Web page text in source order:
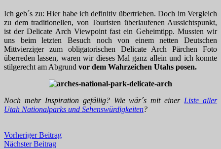
Ich geb´s zu: Hier habe ich definitiv übertrieben. Doch im Vergleich
zu dem traditionellen, von Touristen überlaufenen Aussichtspunkt,
ist der Delicate Arch Viewpoint fast ein Geheimtipp. Mussten wir
uns beim letzten Besuch noch von einem netten Deutschen
Mittvierziger zum obligatorischen Delicate Arch Pärchen Foto
überreden lassen, waren wir dieses Mal ganz allein und ich konnte
stilgerecht am Abgrund vor dem Wahrzeichen Utahs posen.
Noch mehr Inspiration gefällig? Wie wär´s mit einer Liste aller
Utah Nationalparks und Sehenswürdigkeiten?
Vorheriger Beitrag
Nächster Beitrag